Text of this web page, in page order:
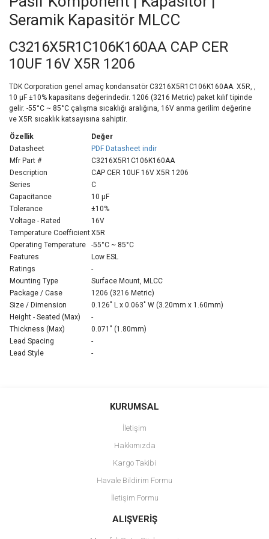
Seramik Kapasitör MLCC
C3216X5R1C106K160AA CAP CER
10UF 16V X5R 1206
TDK Corporation genel amaç kondansatör C3216X5R1C106K160AA. X5R, ,
10 µF ±10% kapasitans değerindedir. 1206 (3216 Metric) paket kılıf tipinde
gelir. -55°C ~ 85°C çalışma sıcaklığı aralığına, 16V anma gerilim değerine
ve X5R sıcaklık katsayısına sahiptir.
Özellik
Değer
Datasheet
PDF Datasheet indir
Mfr Part #
C3216X5R1C106K160AA
Description
CAP CER 10UF 16V X5R 1206
Series
C
Capacitance
10 µF
Tolerance
±10%
Voltage - Rated
16V
Temperature CoefficientX5R
Operating Temperature
-55°C ~ 85°C
Features
Low ESL
Ratings
-
Mounting Type
Surface Mount, MLCC
Package / Case
1206 (3216 Metric)
Size / Dimension
0.126" L x 0.063" W (3.20mm x 1.60mm)
Height - Seated (Max)
-
Thickness (Max)
0.071" (1.80mm)
Lead Spacing
-
Lead Style
-
Bu ürüne ilk yorumu siz yapın!
Ürün resmi kalitesiz, bozuk veya görüntülenemiyor.
Ürün açıklamasında eksik bilgiler bulunuyor.
Ürün bilgilerinde hatalar bulunuyor.
Ürün fiyatı diğer sitelerden daha pahalı.
Bu ürüne benzer farklı alternatifler olmalı.
KURUMSAL
İletişim
Hakkımızda
Kargo Takibi
Havale Bildirim Formu
İletişim Formu
ALIŞVERİŞ